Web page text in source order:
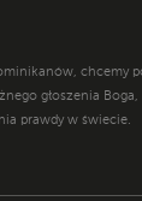
chcemy
głoszenia
prawdy w świecie.